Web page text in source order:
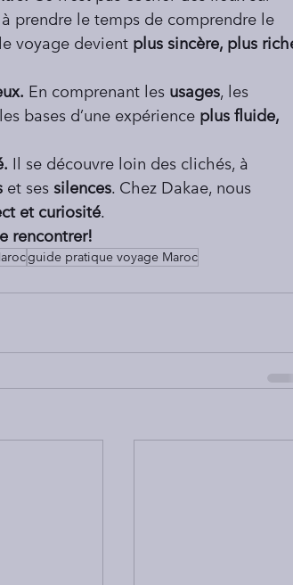
prendre le temps de comprendre le
voyage devient plus sincère, plus
En comprenant les usages, les
bases d’une expérience plus fluide,
Il se découvre loin des clichés, à
et ses silences. Chez Dakae, nous
et curiosité.
rencontrer!
guide pratique voyage Maroc